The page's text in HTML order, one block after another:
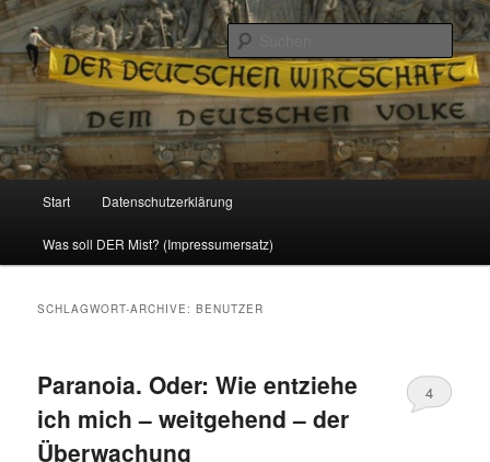
Reizzentrum
Politik, Wirtschaft, Soziales und Gesellschaft
Zum
Inhalt
Zum
sekundären
Start Datenschutzerklärung
Was soll DER Mist? (Impressumersatz)
SCHLAGWORT-ARCHIVE:BENUTZER
Paranoia. Oder: Wie entziehe
ich mich – weitgehend – der
Überwachung
4